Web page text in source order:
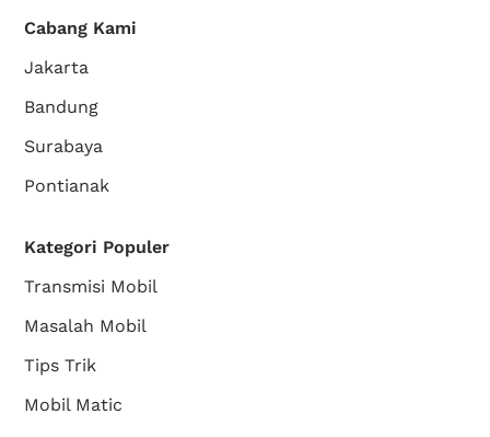
Cabang Kami
Jakarta
Bandung
Surabaya
Pontianak
Kategori Populer
Transmisi Mobil
Masalah Mobil
Tips Trik
Mobil Matic